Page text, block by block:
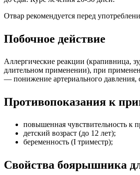
Отвар рекомендуется перед
Побочное действие
Аллергические реакции (крапивница,
длительном применении), при
— понижение артериального давления,
Противопоказания к
повышенная чувствительность к
детский возраст (до 12 лет);
беременность (I триместр);
Свойства боярышника